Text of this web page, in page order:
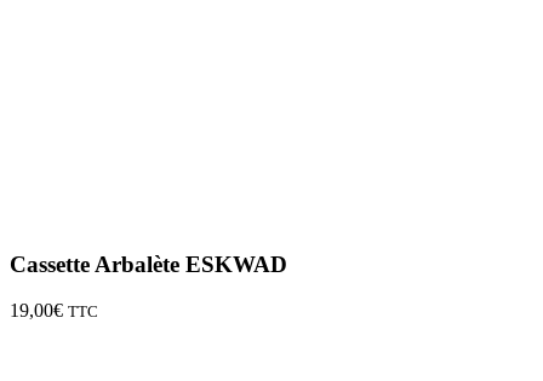
Cassette Arbalète ESKWAD
19,00€ TTC